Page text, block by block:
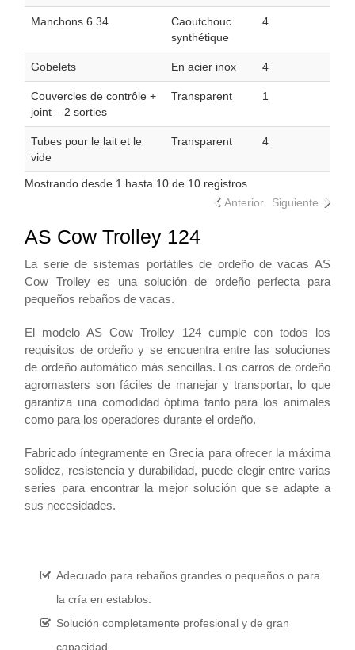
Manchons 6.34
Caoutchouc
synthétique
4
Gobelets En acier inox 4
Couvercles de contrôle +
joint – 2 sorties
Transparent 1
Tubes pour le lait et le
vide
Transparent 4
Mostrando desde 1 hasta 10 de 10 registros
Anterior
Siguiente
AS Cow Trolley 124
La serie de sistemas portátiles de ordeño de vacas AS
Cow Trolley es una solución de ordeño perfecta para
pequeños rebaños de vacas.
El modelo AS Cow Trolley 124 cumple con todos los
requisitos de ordeño y se encuentra entre las soluciones
de ordeño automático más sencillas. Los carros de ordeño
agromasters son fáciles de manejar y transportar, lo que
garantiza una comodidad óptima tanto para los animales
como para los operadores durante el ordeño.
Fabricado íntegramente en Grecia para ofrecer la máxima
solidez, resistencia y durabilidad, puede elegir entre varias
series para encontrar la mejor solución que se adapte a
sus necesidades.
Adecuado para rebaños grandes o pequeños o para
la cría en establos.
Solución completamente profesional y de gran
capacidad.